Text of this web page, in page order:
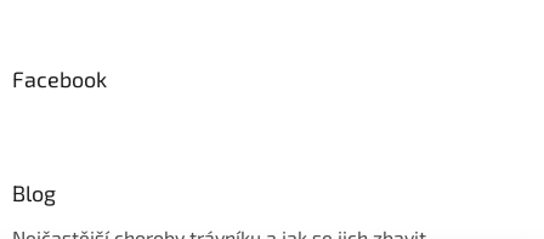
Facebook
Blog